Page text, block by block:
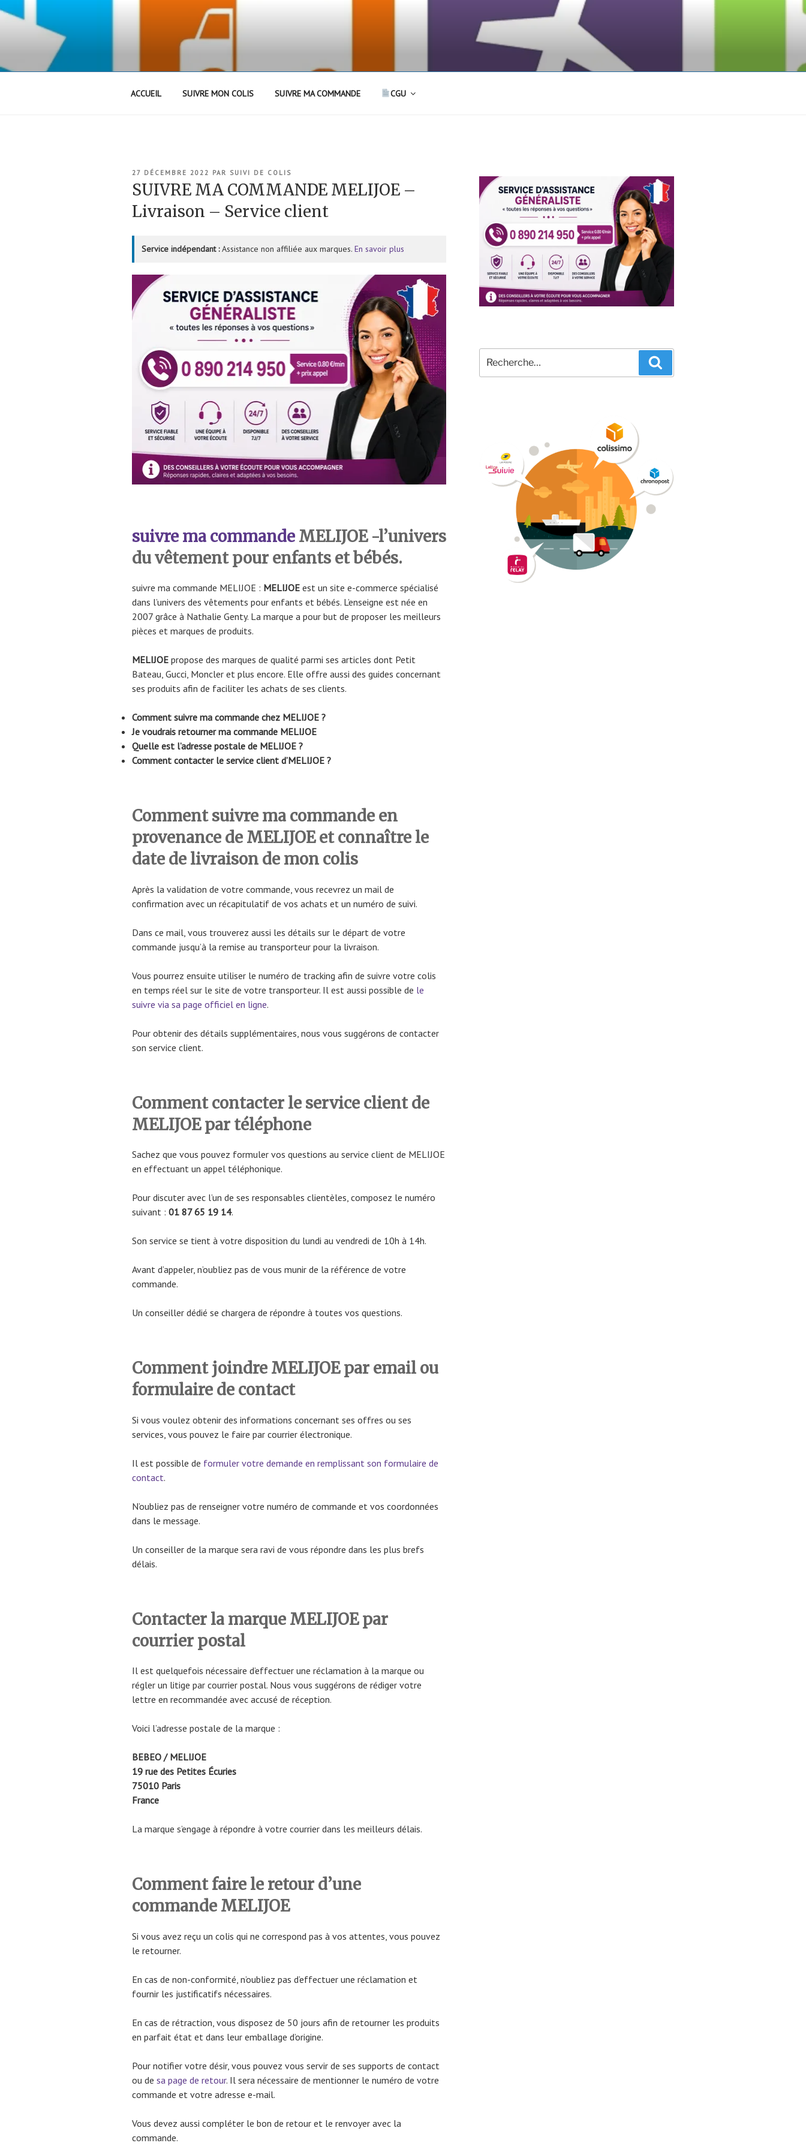
Aller
ACCUEIL SUIVRE MON COLIS SUIVRE MA COMMANDE CGU
PUBLIÉ
LE
27 DÉCEMBRE 2022 PAR SUIVI DE COLIS
SUIVRE MA COMMANDE MELIJOE –
Livraison – Service client
Service indépendant :Assistance non affiliée aux marques. En savoir plus
suivre ma commande MELIJOE -l’univers
du vêtement pour enfants et bébés.
suivre ma commande MELIJOE : MELIJOE est un site e-commerce spécialisé
dans l’univers des vêtements pour enfants et bébés. L’enseigne est née en
2007 grâce à Nathalie Genty. La marque a pour but de proposer les meilleurs
pièces et marques de produits.
MELIJOE propose des marques de qualité parmi ses articles dont Petit
Bateau, Gucci, Moncler et plus encore. Elle offre aussi des guides concernant
ses produits afin de faciliter les achats de ses clients.
Comment suivre ma commande chez MELIJOE ?
Je voudrais retourner ma commande MELIJOE
Quelle est l’adresse postale de MELIJOE ?
Comment contacter le service client d’MELIJOE ?
Comment suivre ma commande en
provenance de MELIJOE et connaître le
date de livraison de mon colis
Après la validation de votre commande, vous recevrez un mail de
confirmation avec un récapitulatif de vos achats et un numéro de suivi.
Dans ce mail, vous trouverez aussi les détails sur le départ de votre
commande jusqu’à la remise au transporteur pour la livraison.
Vous pourrez ensuite utiliser le numéro de tracking afin de suivre votre colis
en temps réel sur le site de votre transporteur. Il est aussi possible de le
suivre via sa page officiel en ligne.
Pour obtenir des détails supplémentaires, nous vous suggérons de contacter
son service client.
Comment contacter le service client de
MELIJOE par téléphone
Sachez que vous pouvez formuler vos questions au service client de MELIJOE
en effectuant un appel téléphonique.
Pour discuter avec l’un de ses responsables clientèles, composez le numéro
suivant : 01 87 65 19 14.
Son service se tient à votre disposition du lundi au vendredi de 10h à 14h.
Avant d’appeler, n’oubliez pas de vous munir de la référence de votre
commande.
Un conseiller dédié se chargera de répondre à toutes vos questions.
Comment joindre MELIJOE par email ou
formulaire de contact
Si vous voulez obtenir des informations concernant ses offres ou ses
services, vous pouvez le faire par courrier électronique.
Il est possible de formuler votre demande en remplissant son formulaire de
contact.
N’oubliez pas de renseigner votre numéro de commande et vos coordonnées
dans le message.
Un conseiller de la marque sera ravi de vous répondre dans les plus brefs
délais.
Contacter la marque MELIJOE par
courrier postal
Il est quelquefois nécessaire d’effectuer une réclamation à la marque ou
régler un litige par courrier postal. Nous vous suggérons de rédiger votre
lettre en recommandée avec accusé de réception.
Voici l’adresse postale de la marque :
BEBEO / MELIJOE
19 rue des Petites Écuries
75010 Paris
France
La marque s’engage à répondre à votre courrier dans les meilleurs délais.
Comment faire le retour d’une
commande MELIJOE
Si vous avez reçu un colis qui ne correspond pas à vos attentes, vous pouvez
le retourner.
En cas de non-conformité, n’oubliez pas d’effectuer une réclamation et
fournir les justificatifs nécessaires.
En cas de rétraction, vous disposez de 50 jours afin de retourner les produits
en parfait état et dans leur emballage d’origine.
Pour notifier votre désir, vous pouvez vous servir de ses supports de contact
ou de sa page de retour. Il sera nécessaire de mentionner le numéro de votre
commande et votre adresse e-mail.
Vous devez aussi compléter le bon de retour et le renvoyer avec la
commande.
pour